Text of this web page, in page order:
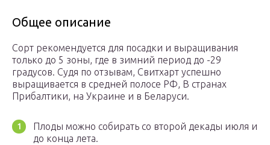
Общее описание
Сорт рекомендуется для посадки и выращивания
только до 5 зоны, где в зимний период до -29
градусов. Судя по отзывам, Свитхарт успешно
выращивается в средней полосе РФ, В странах
Прибалтики, на Украине и в Беларуси.
Плоды можно собирать со второй декады июля и
до конца лета.